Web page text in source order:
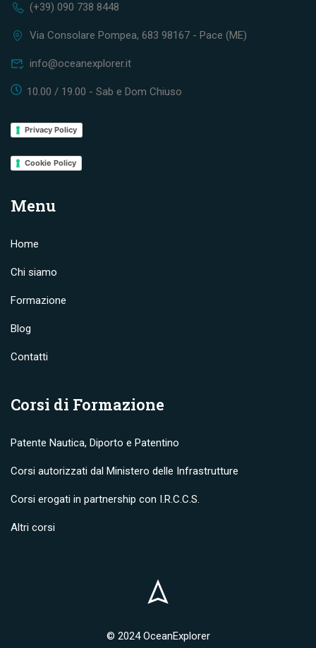
(+39) 090 738 8448
Via Consolare Pompea, 683 98167 - Pace (ME)
info@oceanexplorer.it
10.00 / 19.00 - Sab e Dom Chiuso
Privacy Policy
Cookie Policy
Menu
Home
Chi siamo
Formazione
Blog
Contatti
Corsi di Formazione
Patente Nautica, Diporto e Patentino
Corsi autorizzati dal Ministero delle Infrastrutture
Corsi erogati in partnership con I.R.C.C.S.
Altri corsi
© 2024 OceanExplorer